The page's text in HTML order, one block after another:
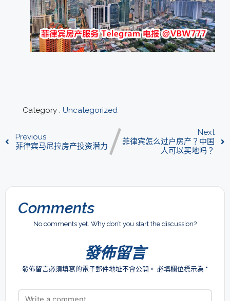
Category : Uncategorized
Previous
菲律宾马尼拉房产投资潜力
Next
菲律宾怎么过户房产？中国
人可以买地吗？
Comments
No comments yet. Why don’t you start the discussion?
發佈留言
發佈留言必須填寫的電子郵件地址不會公開。 必填欄位標示為 *